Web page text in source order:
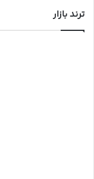
ترند بازار